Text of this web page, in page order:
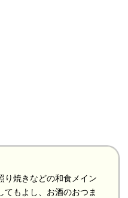
り焼きなどの和食メイン
てもよし、お酒のおつま